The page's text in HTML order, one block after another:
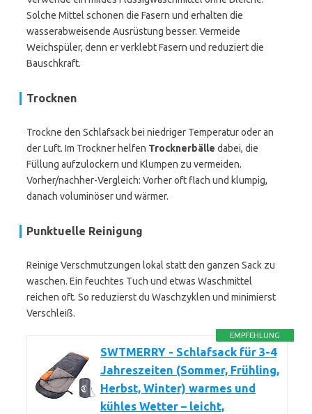
Solche Mittel schonen die Fasern und erhalten die
wasserabweisende Ausrüstung besser. Vermeide
Weichspüler, denn er verklebt Fasern und reduziert die
Bauschkraft.
Trocknen
Trockne den Schlafsack bei niedriger Temperatur oder an
der Luft. Im Trockner helfen Trocknerbälle dabei, die
Füllung aufzulockern und Klumpen zu vermeiden.
Vorher/nachher-Vergleich: Vorher oft flach und klumpig,
danach voluminöser und wärmer.
Punktuelle Reinigung
Reinige Verschmutzungen lokal statt den ganzen Sack zu
waschen. Ein feuchtes Tuch und etwas Waschmittel
reichen oft. So reduzierst du Waschzyklen und minimierst
Verschleiß.
EMPFEHLUNG
SWTMERRY - Schlafsack für 3-4
Jahreszeiten (Sommer, Frühling,
Herbst, Winter) warmes und
kühles Wetter – leicht,